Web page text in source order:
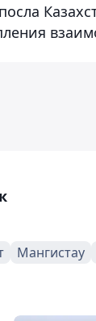
Мангистау